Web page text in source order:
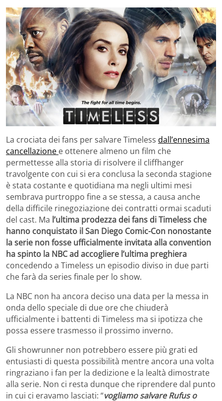
La crociata dei fans per salvare Timeless dall’ennesima
cancellazione e ottenere almeno un film che
permettesse alla storia di risolvere il cliffhanger
travolgente con cui si era conclusa la seconda stagione
è stata costante e quotidiana ma negli ultimi mesi
sembrava purtroppo fine a se stessa, a causa anche
della difficile rinegoziazione dei contratti ormai scaduti
del cast. Ma l’ultima prodezza dei fans di Timeless che
hanno conquistato il San Diego Comic-Con nonostante
la serie non fosse ufficialmente invitata alla convention
ha spinto la NBC ad accogliere l’ultima preghiera
concedendo a Timeless un episodio diviso in due parti
che farà da series finale per lo show.
La NBC non ha ancora deciso una data per la messa in
onda dello speciale di due ore che chiuderà
ufficialmente i battenti di Timeless ma si ipotizza che
possa essere trasmesso il prossimo inverno.
Gli showrunner non potrebbero essere più grati ed
entusiasti di questa possibilità mentre ancora una volta
ringraziano i fan per la dedizione e la lealtà dimostrate
alla serie. Non ci resta dunque che riprendere dal punto
in cui ci eravamo lasciati: “vogliamo salvare Rufus o